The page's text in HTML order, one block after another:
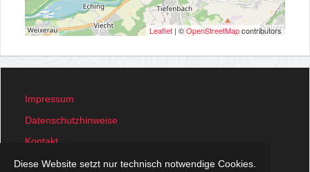
Diese Website setzt nur technisch notwendige Cookies.
Leaflet | ©OpenStreetMapcontributors
Impressum
Datenschutzhinweise
Kontakt
Was ist Orientierungslauf?